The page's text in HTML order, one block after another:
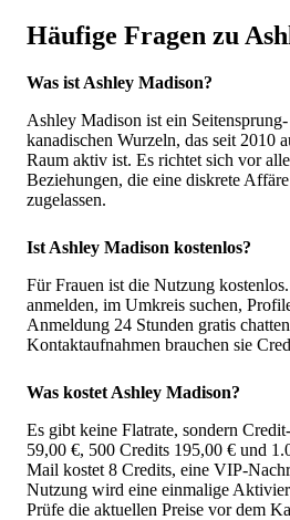
Häufige Fragen zu
Was ist Ashley Madison?
Ashley Madison ist ein
kanadischen Wurzeln, das seit 2010
Raum aktiv ist. Es richtet sich vor
Beziehungen, die eine diskrete
zugelassen.
Ist Ashley Madison kostenlos?
Für Frauen ist die Nutzung
anmelden, im Umkreis suchen,
Anmeldung 24 Stunden gratis
Kontaktaufnahmen brauchen sie
Was kostet Ashley Madison?
Es gibt keine Flatrate, sondern
59,00 €, 500 Credits 195,00 € und
Mail kostet 8 Credits, eine VIP-
Nutzung wird eine einmalige
Prüfe die aktuellen Preise vor dem